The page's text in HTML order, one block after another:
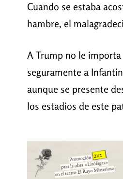
Cuando se estaba
hambre, el
A Trump no le
seguramente a
aunque se presente
los estadios de este